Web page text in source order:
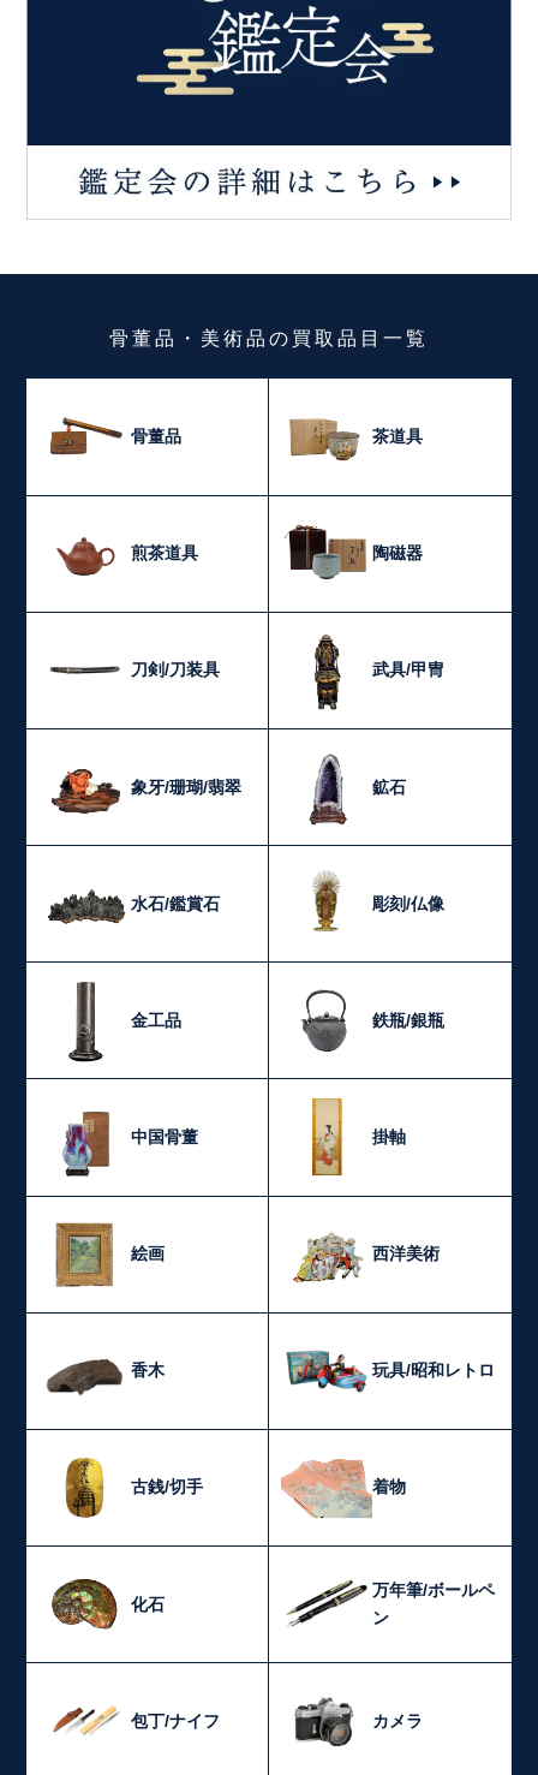
骨董品・美術品の買取品目一覧
骨董品 茶道具
煎茶道具 陶磁器
刀剣/刀装具 武具/甲冑
象牙/珊瑚/翡翠 鉱石
水石/鑑賞石 彫刻/仏像
金工品 鉄瓶/銀瓶
中国骨董 掛軸
絵画 西洋美術
香木 玩具/昭和レトロ
古銭/切手 着物
化石
万年筆/ボールペ
ン
包丁/ナイフ カメラ